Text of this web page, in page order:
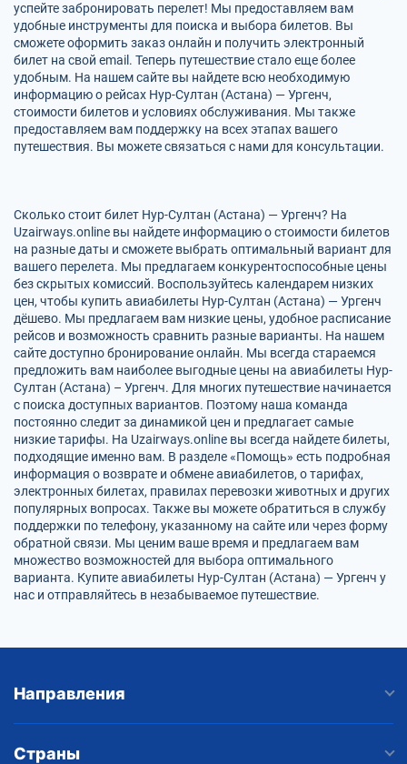
успейте забронировать перелет! Мы предоставляем вам
удобные инструменты для поиска и выбора билетов. Вы
сможете оформить заказ онлайн и получить электронный
билет на свой email. Теперь путешествие стало еще более
удобным. На нашем сайте вы найдете всю необходимую
информацию о рейсах Нур-Султан (Астана) — Ургенч,
стоимости билетов и условиях обслуживания. Мы также
предоставляем вам поддержку на всех этапах вашего
путешествия. Вы можете связаться с нами для консультации.
Сколько стоит билет Нур-Султан (Астана) — Ургенч? На
Uzairways.online вы найдете информацию о стоимости билетов
на разные даты и сможете выбрать оптимальный вариант для
вашего перелета. Мы предлагаем конкурентоспособные цены
без скрытых комиссий. Воспользуйтесь календарем низких
цен, чтобы купить авиабилеты Нур-Султан (Астана) — Ургенч
дёшево. Мы предлагаем вам низкие цены, удобное расписание
рейсов и возможность сравнить разные варианты. На нашем
сайте доступно бронирование онлайн. Мы всегда стараемся
предложить вам наиболее выгодные цены на авиабилеты Нур-
Султан (Астана) – Ургенч. Для многих путешествие начинается
с поиска доступных вариантов. Поэтому наша команда
постоянно следит за динамикой цен и предлагает самые
низкие тарифы. На Uzairways.online вы всегда найдете билеты,
подходящие именно вам. В разделе «Помощь» есть подробная
информация о возврате и обмене авиабилетов, о тарифах,
электронных билетах, правилах перевозки животных и других
популярных вопросах. Также вы можете обратиться в службу
поддержки по телефону, указанному на сайте или через форму
обратной связи. Мы ценим ваше время и предлагаем вам
множество возможностей для выбора оптимального
варианта. Купите авиабилеты Нур-Султан (Астана) — Ургенч у
нас и отправляйтесь в незабываемое путешествие.
Направления
Страны